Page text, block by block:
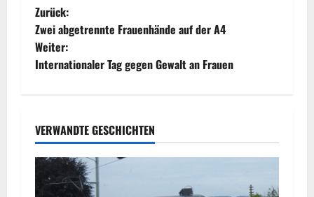
B
e
i
r
a
Zurück:
Zwei abgetrennte Frauenhände auf der A4
Weiter:
Internationaler Tag gegen Gewalt an Frauen
VERWANDTE GESCHICHTEN